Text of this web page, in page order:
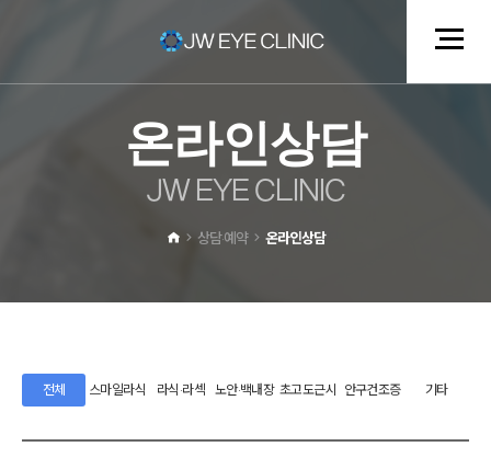
온라인상담
JW EYE CL N C
상담·예약 온라인상담
전체 스마일라식 라식·라섹 노안·백내장 초고도근시 안구건조증 기타